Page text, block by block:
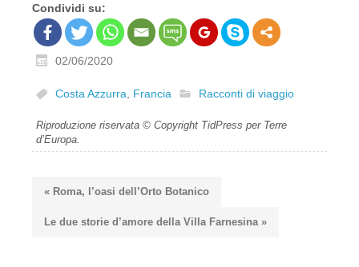
Condividi su:
02/06/2020
Costa Azzurra, Francia Racconti di viaggio
Riproduzione riservata © Copyright TidPress per Terre
d’Europa.
« Roma, l’oasi dell’Orto Botanico
Le due storie d’amore della Villa Farnesina »